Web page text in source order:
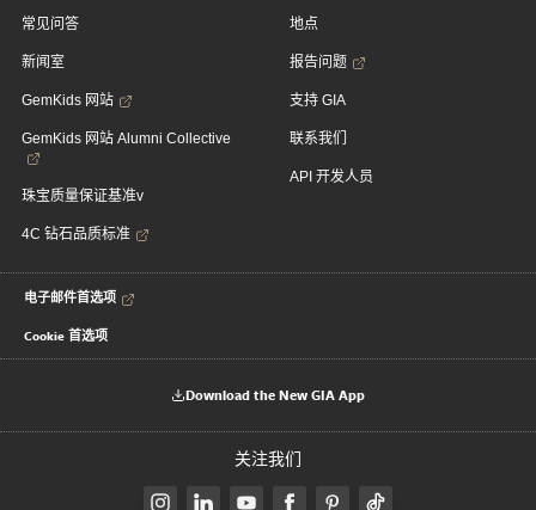
常见问答
新闻室
GemKids 网站
GemKids 网站 Alumni Collective
珠宝质量保证基准v
4C 钻石品质标准
地点
报告问题
支持 GIA
联系我们
API 开发人员
电子邮件首选项
Cookie 首选项
Download the New GIA App
关注我们